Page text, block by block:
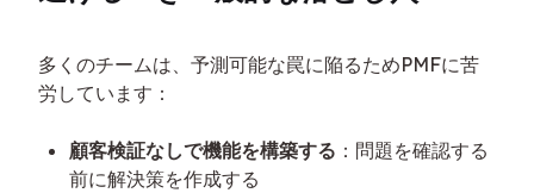
多くのチームは、予測可能な罠に陥るためPMFに苦
労しています：
顧客検証なしで機能を構築する ：問題を確認する
前に解決策を作成する